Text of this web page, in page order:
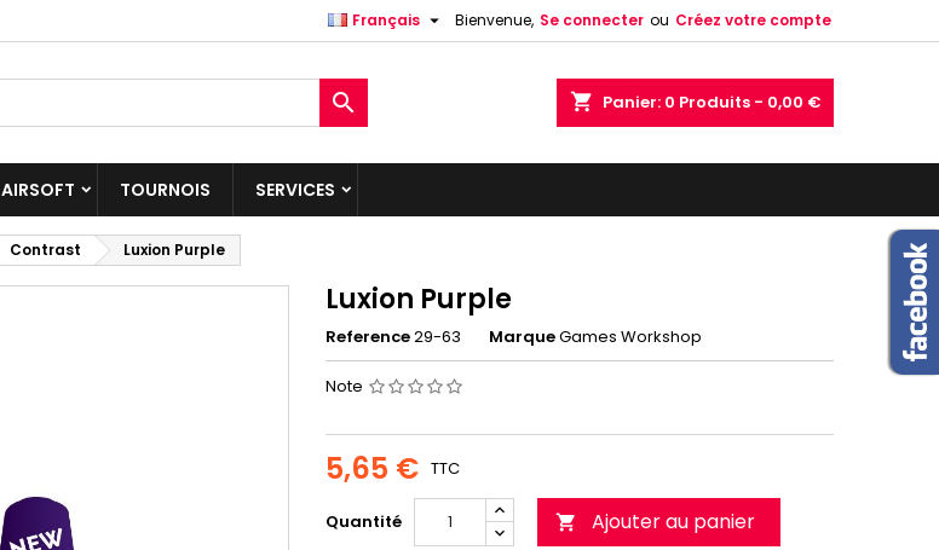
Bienvenue, Se connecter ou Créez votre compte
Français 
shopping_cart Panier: 0 Produits - 0,00 €

AIRSOFT TOURNOIS SERVICES
Contrast Luxion Purple
Luxion Purple
Reference29-63 MarqueGames Workshop
Note
5,65 € TTC
Quantité  Ajouter au panier